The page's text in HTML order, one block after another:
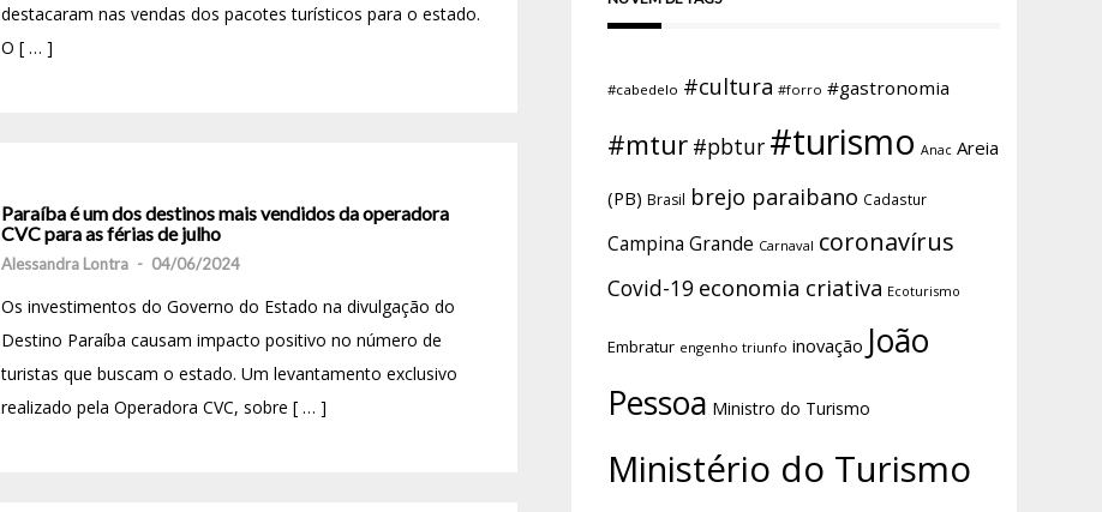
destacaram nas vendas dos pacotes turísticos para o estado.
O [ … ]
Paraíba é um dos destinos mais vendidos da operadora
CVC para as férias de julho
Alessandra Lontra - 04/06/2024
Os investimentos do Governo do Estado na divulgação do
Destino Paraíba causam impacto positivo no número de
turistas que buscam o estado. Um levantamento exclusivo
realizado pela Operadora CVC, sobre [ … ]
#cabedelo #cultura #forro #gastronomia
#mtur #pbtur #turismo Anac Areia
(PB) Brasil brejo paraibano Cadastur
Campina Grande Carnaval coronavírus
Covid-19 economia criativa Ecoturismo
Embratur engenho triunfo inovação João
Pessoa Ministro do Turismo
Ministério do Turismo